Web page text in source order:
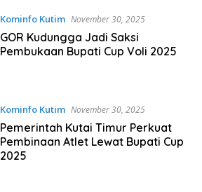
Kominfo Kutim November 30, 2025
GOR Kudungga Jadi Saksi
Pembukaan Bupati Cup Voli 2025
Kominfo Kutim November 30, 2025
Pemerintah Kutai Timur Perkuat
Pembinaan Atlet Lewat Bupati Cup
2025